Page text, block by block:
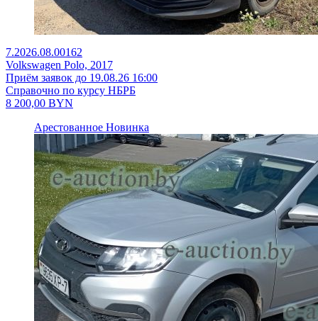
7.2026.08.00162
Volkswagen Polo, 2017
Приём заявок до 19.08.26 16:00
Справочно по курсу НБРБ
8 200,00 BYN
Арестованное Новинка